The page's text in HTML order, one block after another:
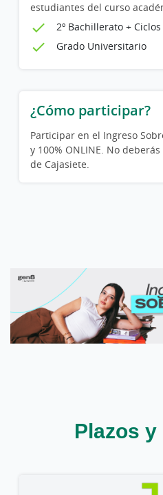
estudiantes del curso
2º Bachillerato +
Grado Universitario
¿Cómo participar?
Participar en el Ingreso
y 100% ONLINE. No
de Cajasiete.
Plazos